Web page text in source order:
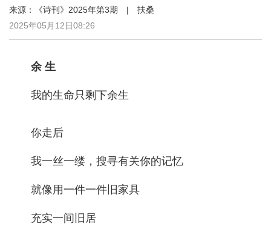
来源：《诗刊》2025年第3期 | 扶桑
2025年05月12日08:26
余 生
我的生命只剩下余生
你走后
我一丝一缕，搜寻有关你的记忆
就像用一件一件旧家具
充实一间旧居